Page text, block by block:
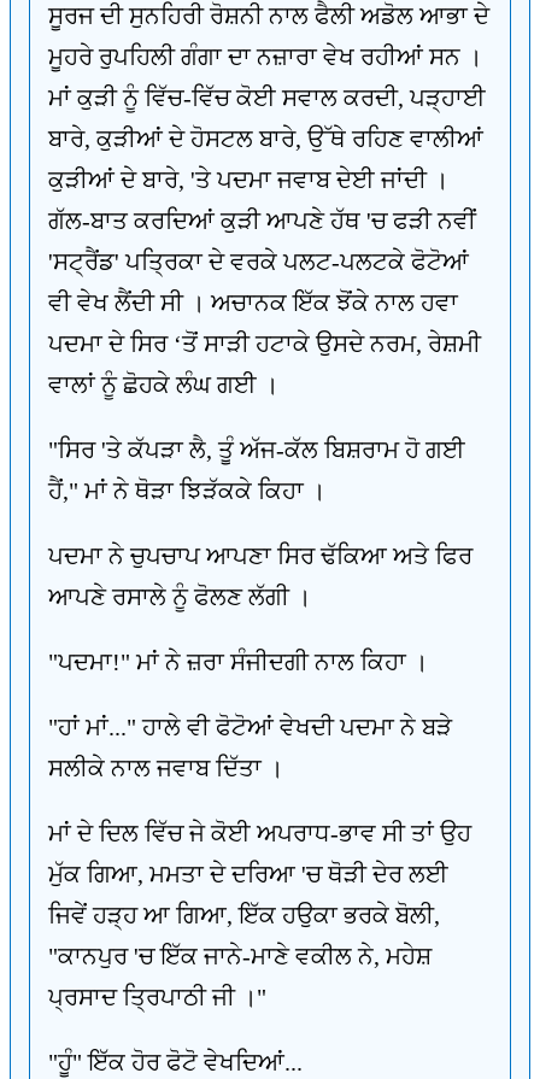
ਸੂਰਜ ਦੀ ਸੁਨਹਿਰੀ ਰੋਸ਼ਨੀ ਨਾਲ ਫੈਲੀ ਅਡੋਲ ਆਭਾ ਦੇ
ਮੂਹਰੇ ਰੁਪਹਿਲੀ ਗੰਗਾ ਦਾ ਨਜ਼ਾਰਾ ਵੇਖ ਰਹੀਆਂ ਸਨ ।
ਮਾਂ ਕੁੜੀ ਨੂੰ ਵਿੱਚ-ਵਿੱਚ ਕੋਈ ਸਵਾਲ ਕਰਦੀ, ਪੜ੍ਹਾਈ
ਬਾਰੇ, ਕੁੜੀਆਂ ਦੇ ਹੋਸਟਲ ਬਾਰੇ, ਉੱਥੇ ਰਹਿਣ ਵਾਲੀਆਂ
ਕੁੜੀਆਂ ਦੇ ਬਾਰੇ, 'ਤੇ ਪਦਮਾ ਜਵਾਬ ਦੇਈ ਜਾਂਦੀ ।
ਗੱਲ-ਬਾਤ ਕਰਦਿਆਂ ਕੁੜੀ ਆਪਣੇ ਹੱਥ 'ਚ ਫੜੀ ਨਵੀਂ
'ਸਟ੍ਰੈਂਡ' ਪਤ੍ਰਿਕਾ ਦੇ ਵਰਕੇ ਪਲਟ-ਪਲਟਕੇ ਫੋਟੋਆਂ
ਵੀ ਵੇਖ ਲੈਂਦੀ ਸੀ । ਅਚਾਨਕ ਇੱਕ ਝੋਂਕੇ ਨਾਲ ਹਵਾ
ਪਦਮਾ ਦੇ ਸਿਰ ‘ਤੋਂ ਸਾੜੀ ਹਟਾਕੇ ਉਸਦੇ ਨਰਮ, ਰੇਸ਼ਮੀ
ਵਾਲਾਂ ਨੂੰ ਛੋਹਕੇ ਲੰਘ ਗਈ ।
"ਸਿਰ 'ਤੇ ਕੱਪੜਾ ਲੈ, ਤੂੰ ਅੱਜ-ਕੱਲ ਬਿਸ਼ਰਾਮ ਹੋ ਗਈ
ਹੈਂ," ਮਾਂ ਨੇ ਥੋੜਾ ਝਿੜੱਕਕੇ ਕਿਹਾ ।
ਪਦਮਾ ਨੇ ਚੁਪਚਾਪ ਆਪਣਾ ਸਿਰ ਢੱਕਿਆ ਅਤੇ ਫਿਰ
ਆਪਣੇ ਰਸਾਲੇ ਨੂੰ ਫੋਲਣ ਲੱਗੀ ।
"ਪਦਮਾ!" ਮਾਂ ਨੇ ਜ਼ਰਾ ਸੰਜੀਦਗੀ ਨਾਲ ਕਿਹਾ ।
"ਹਾਂ ਮਾਂ..." ਹਾਲੇ ਵੀ ਫੋਟੋਆਂ ਵੇਖਦੀ ਪਦਮਾ ਨੇ ਬੜੇ
ਸਲੀਕੇ ਨਾਲ ਜਵਾਬ ਦਿੱਤਾ ।
ਮਾਂ ਦੇ ਦਿਲ ਵਿੱਚ ਜੇ ਕੋਈ ਅਪਰਾਧ-ਭਾਵ ਸੀ ਤਾਂ ਉਹ
ਮੁੱਕ ਗਿਆ, ਮਮਤਾ ਦੇ ਦਰਿਆ 'ਚ ਥੋੜੀ ਦੇਰ ਲਈ
ਜਿਵੇਂ ਹੜ੍ਹ ਆ ਗਿਆ, ਇੱਕ ਹਉਕਾ ਭਰਕੇ ਬੋਲੀ,
"ਕਾਨਪੁਰ 'ਚ ਇੱਕ ਜਾਨੇ-ਮਾਣੇ ਵਕੀਲ ਨੇ, ਮਹੇਸ਼
ਪ੍ਰਸਾਦ ਤ੍ਰਿਪਾਠੀ ਜੀ ।"
"ਹੂੰ" ਇੱਕ ਹੋਰ ਫੋਟੋ ਵੇਖਦਿਆਂ...